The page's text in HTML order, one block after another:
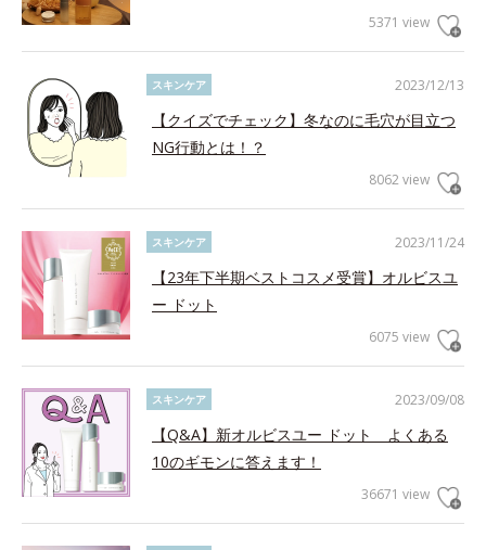
5371 view
2023/12/13
スキンケア
【クイズでチェック】冬なのに毛穴が目立つ
NG行動とは！？
8062 view
2023/11/24
スキンケア
【23年下半期ベストコスメ受賞】オルビスユ
ー ドット
6075 view
2023/09/08
スキンケア
【Q&A】新オルビスユー ドット よくある
10のギモンに答えます！
36671 view